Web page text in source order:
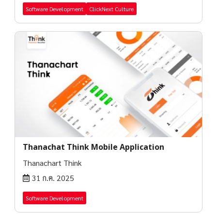
Software Development ClickNext Culture
Thanachat Think Mobile Application
Thanachart Think
31 ก.ค. 2025
Software Development